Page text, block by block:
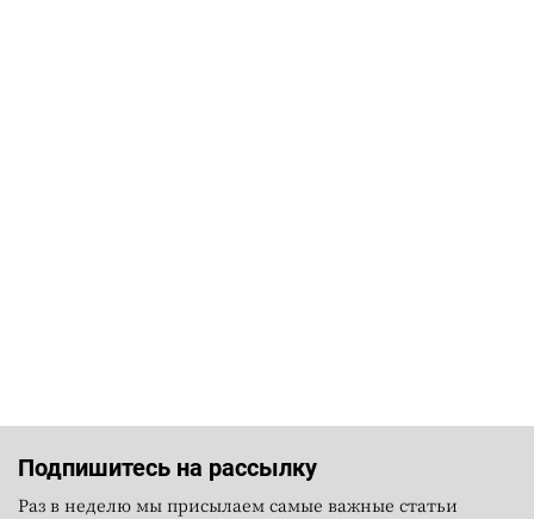
Подпишитесь на рассылку
Раз в неделю мы присылаем самые важные статьи